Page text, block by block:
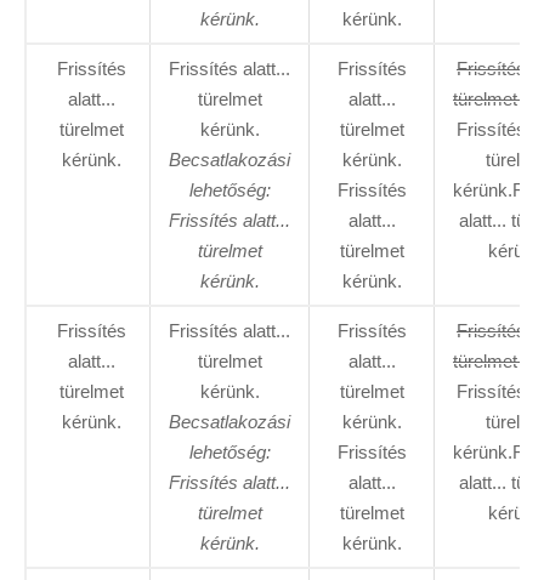
kérünk.
kérünk.
Frissítés
alatt...
türelmet
kérünk.
Frissítés alatt...
türelmet
kérünk.
Becsatlakozási
lehetőség:
Frissítés alatt...
türelmet
kérünk.
Frissítés
alatt...
türelmet
kérünk.
Frissítés
alatt...
türelmet
kérünk.
Frissítés
türelmet
Frissítés
alatt...
Frissítés
alatt...
türelmet
kérünk.
Frissítés alatt...
türelmet
kérünk.
Becsatlakozási
lehetőség:
Frissítés alatt...
türelmet
kérünk.
Frissítés
alatt...
türelmet
kérünk.
Frissítés
alatt...
türelmet
kérünk.
Frissítés
türelmet
Frissítés
alatt...